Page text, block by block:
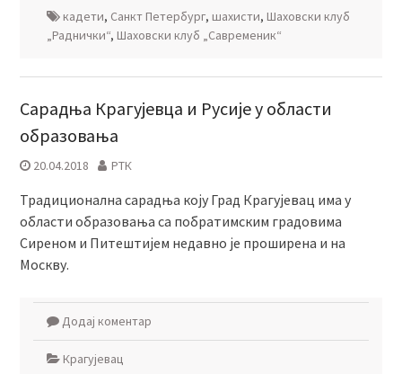
кадети, Санкт Петербург, шахисти, Шаховски клуб
„Раднички“, Шаховски клуб „Савременик“
Сарадња Крагујевца и Русије у области
образовања
20.04.2018 РТК
Традиционална сарадња коју Град Крагујевац има у
области образовања са побратимским градовима
Сиреном и Питештијем недавно је проширена и на
Москву.
Додај коментар
Крагујевац